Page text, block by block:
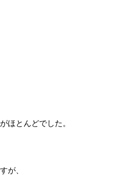
ほとんどでした。
が、